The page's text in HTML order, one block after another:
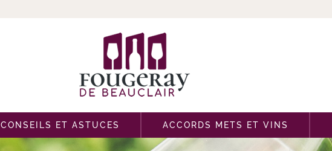
CONSEILS ET ASTUCES ACCORDS METS ET VINS